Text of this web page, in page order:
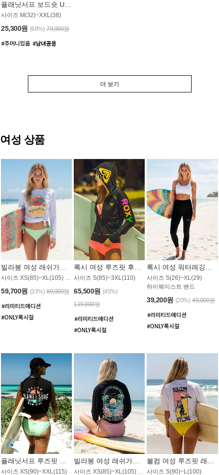
플래닛서프 보드숏 UMB008YPS
사이즈 M(32)~XXL(38)
25,300원 (68%) 79,000원
더 보기
여성 상품
59,700원 (33%) 89,000원
사이즈 S(85)~3XL(110)
65,500원 (45%)
119,000원
사이즈 S(26)~XL(29)
하이웨이스트 밴드
39,200원 (20%) 49,000원
사이즈 XS(90)~XXL(115) 사이즈 XS(85)~XL(105) / 오버핏 사이즈 S(90)~L(100)